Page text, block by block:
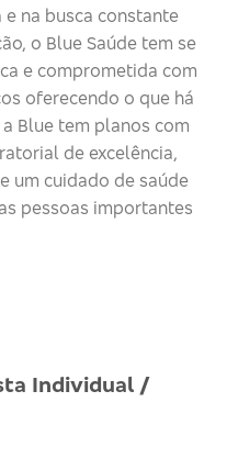
na busca constante
o Blue Saúde tem se
e comprometida com
oferecendo o que há
Blue tem planos com
de excelência,
um cuidado de saúde
pessoas importantes
Individual /